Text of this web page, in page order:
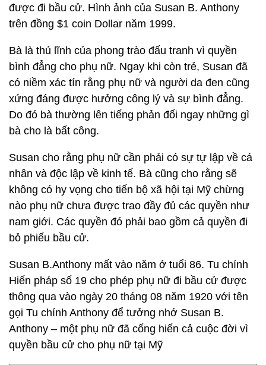
được đi bầu cử. Hình ảnh của Susan B. Anthony
trên đồng $1 coin Dollar năm 1999.
Bà là thủ lĩnh của phong trào đấu tranh vì quyền
bình đẳng cho phụ nữ. Ngay khi còn trẻ, Susan đã
có niềm xác tín rằng phụ nữ và người da đen cũng
xứng đáng được hưởng công lý và sự bình đẳng.
Do đó bà thường lên tiếng phản đối ngay những gì
bà cho là bất công.
Susan cho rằng phụ nữ cần phải có sự tự lập về cá
nhân và độc lập về kinh tế. Bà cũng cho rằng sẽ
không có hy vọng cho tiến bộ xã hội tại Mỹ chừng
nào phụ nữ chưa được trao đầy đủ các quyền như
nam giới. Các quyền đó phải bao gồm cả quyền đi
bỏ phiếu bầu cử.
Susan B.Anthony mất vào năm ở tuổi 86. Tu chính
Hiến pháp số 19 cho phép phụ nữ đi bầu cử được
thông qua vào ngày 20 tháng 08 năm 1920 với tên
gọi Tu chính Anthony để tưởng nhớ Susan B.
Anthony – một phụ nữ đã cống hiến cả cuộc đời vì
quyền bầu cử cho phụ nữ tại Mỹ